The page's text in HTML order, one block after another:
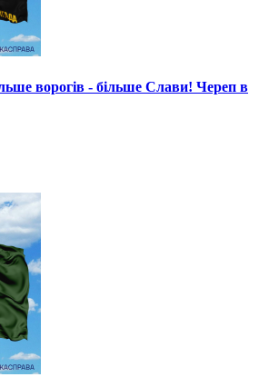
ворогів - більше Слави! Череп в